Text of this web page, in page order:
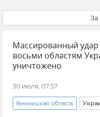
За
Массированный
восьми областям
уничтожено
30 июля, 07:57
Винницкая область